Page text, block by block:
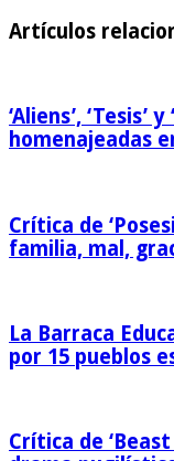
Artículos
‘Aliens’, ‘Tesis’
homenajeadas
Crítica de
familia, mal,
La Barraca
por 15 pueblos
Crítica de